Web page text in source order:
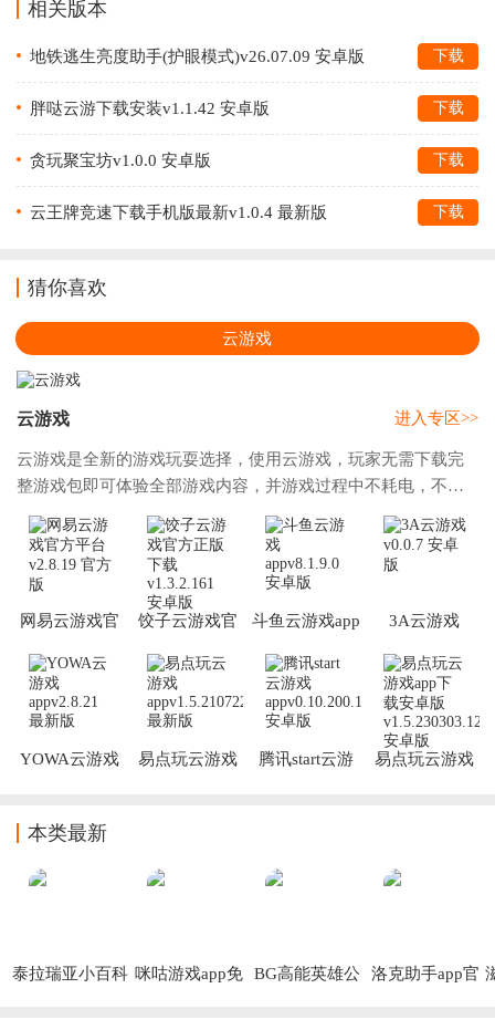
相关版本
地铁逃生亮度助手(护眼模式)v26.07.09 安卓版 下载
胖哒云游下载安装v1.1.42 安卓版 下载
贪玩聚宝坊v1.0.0 安卓版 下载
云王牌竞速下载手机版最新v1.0.4 最新版 下载
猜你喜欢
云游戏
云游戏
云游戏是全新的游戏玩耍选择，使用云游戏，玩家无需下载完
整游戏包即可体验全部游戏内容，并游戏过程中不耗电，不吃
配置，手机不发烫，还无需更新游戏，可以让玩家更好的畅享
游戏乐趣，这里为了帮助朋友们更好使用云
进入专区>>
网易云游戏官
饺子云游戏官
斗鱼云游戏app 3A云游戏
YOWA云游戏
易点玩云游戏
腾讯start云游
易点玩云游戏
本类最新
泰拉瑞亚小百科 咪咕游戏app免
BG高能英雄公
洛克助手app官